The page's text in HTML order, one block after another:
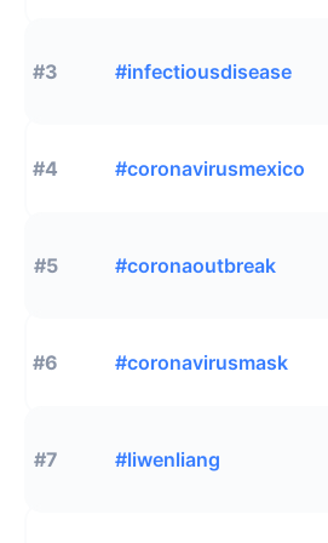
#3 #infectiousdisease
#4 #coronavirusmexico
#5 #coronaoutbreak
#6 #coronavirusmask
#7 #liwenliang